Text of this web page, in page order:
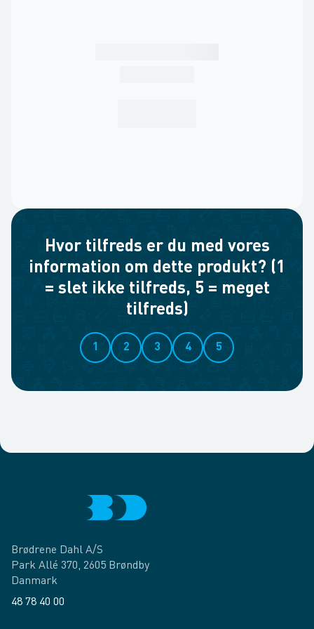
Hvor tilfreds er du med vores
information om dette produkt? (1
= slet ikke tilfreds, 5 = meget
tilfreds)
1 2 3 4 5
Brødrene Dahl A/S
Park Allé 370, 2605 Brøndby
Danmark
48 78 40 00